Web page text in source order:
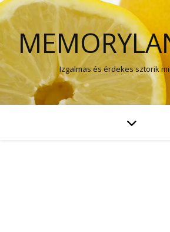
Izgalmas és érdekes sztorik